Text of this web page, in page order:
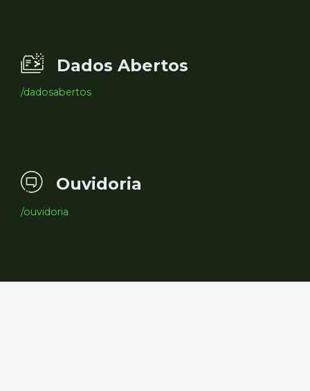
Dados Abertos
/dadosabertos
Ouvidoria
/ouvidoria